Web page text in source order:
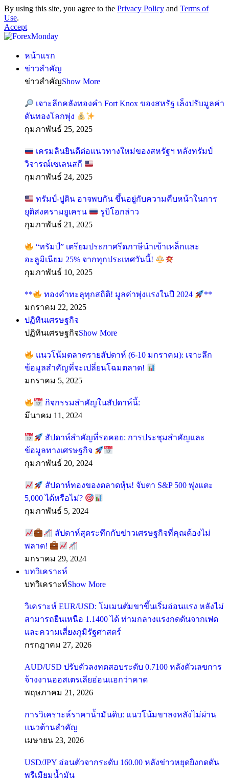
By using this site, you agree to the Privacy Policy and Terms of
Use.
Accept
หน้าแรก
ข่าวสำคัญ
ข่าวสำคัญShow More
เจาะลึกคลังทองคำ Fort Knox ของสหรัฐ เล็งปรับมูลค่า
ดันทองโลกพุ่ง
กุมภาพันธ์ 25, 2025
เครมลินยินดีต่อแนวทางใหม่ของสหรัฐฯ หลังทรัมป์
วิจารณ์เซเลนสกี
กุมภาพันธ์ 24, 2025
ทรัมป์-ปูติน อาจพบกัน ขึ้นอยู่กับความคืบหน้าในการ
ยุติสงครามยูเครน
รูบิโอกล่าว
กุมภาพันธ์ 21, 2025
“ทรัมป์” เตรียมประกาศรีดภาษีนำเข้าเหล็กและ
อะลูมิเนียม 25% จากทุกประเทศวันนี้!
กุมภาพันธ์ 10, 2025
** ทองคำทะลุทุกสถิติ! มูลค่าพุ่งแรงในปี 2024
**
มกราคม 22, 2025
ปฏิทินเศรษฐกิจ
ปฏิทินเศรษฐกิจShow More
แนวโน้มตลาดรายสัปดาห์ (6-10 มกราคม): เจาะลึก
ข้อมูลสำคัญที่จะเปลี่ยนโฉมตลาด!
มกราคม 5, 2025
กิจกรรมสำคัญในสัปดาห์นี้:
มีนาคม 11, 2024
สัปดาห์สำคัญที่รอคอย: การประชุมสำคัญและ
ข้อมูลทางเศรษฐกิจ
กุมภาพันธ์ 20, 2024
สัปดาห์ทองของตลาดหุ้น! จับตา S&P 500 พุ่งแตะ
5,000 ได้หรือไม่?
กุมภาพันธ์ 5, 2024
สัปดาห์สุดระทึกกับข่าวเศรษฐกิจที่คุณต้องไม่
พลาด!
มกราคม 29, 2024
บทวิเคราะห์
บทวิเคราะห์Show More
วิเคราะห์ EUR/USD: โมเมนตัมขาขึ้นเริ่มอ่อนแรง หลังไม่
สามารถยืนเหนือ 1.1400 ได้ ท่ามกลางแรงกดดันจากเฟด
และความเสี่ยงภูมิรัฐศาสตร์
กรกฎาคม 27, 2026
AUD/USD ปรับตัวลงทดสอบระดับ 0.7100 หลังตัวเลขการ
จ้างงานออสเตรเลียอ่อนแอกว่าคาด
พฤษภาคม 21, 2026
การวิเคราะห์ราคาน้ำมันดิบ: แนวโน้มขาลงหลังไม่ผ่าน
แนวต้านสำคัญ
เมษายน 23, 2026
USD/JPY อ่อนตัวจากระดับ 160.00 หลังข่าวหยุดยิงกดดัน
พรีเมียมน้ำมัน